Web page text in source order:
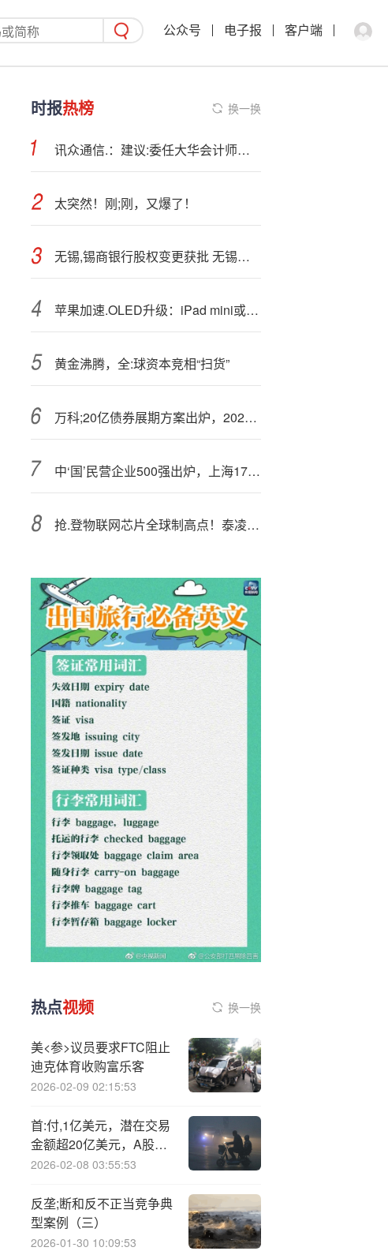
公众号 电子报 客户端
时报热榜 换一换
讯众通信.：建议:委任大华会计师事务所为香港核数师
太突然！刚;刚，又爆了！
无锡,锡商银行股权变更获批 无锡市国联发展（集团）将受让5亿股股份
苹果加速.OLED升级：iPad mini或最快明年换屏，MacBook Air升级要等三年
黄金沸腾，全:球资本竞相“扫货”
万科;20亿债券展期方案出炉，2026年可以走出困境吗？
中‘国’民营企业500强出炉，上海17家进入榜单，复星、东方希望、寻梦信息、华勤技术、新城控股排名居前
抢.登物联网芯片全球制高点！泰凌微并购磐启微，构筑全场景产品生态
热点视频 换一换
美<参>议员要求FTC阻止
迪克体育收购富乐客
2026-02-09 02:15:53
首:付,1亿美元，潜在交易
金额超20亿美元，A股创
新药龙头宣布：授权给美
内已翻倍
2026-02-08 03:55:53
反垄;断和反不正当竞争典
型案例（三）
2026-01-30 10:09:53